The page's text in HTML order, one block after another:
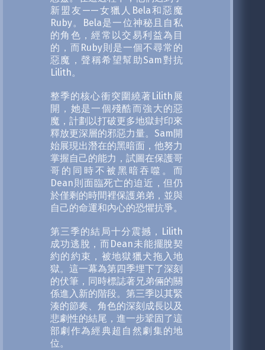
新盟友——女獵人Bela和惡魔
Ruby。Bela是一位神秘且自私
的角色，經常以交易利益為目
的，而Ruby則是一個不尋常的
惡魔，聲稱希望幫助Sam對抗
Lilith。
整季的核心衝突圍繞著Lilith展
開，她是一個殘酷而強大的惡
魔，計劃以打破更多地獄封印來
釋放更深層的邪惡力量。Sam開
始展現出潛在的黑暗面，他努力
掌握自己的能力，試圖在保護哥
哥的同時不被黑暗吞噬。而
Dean則面臨死亡的迫近，但仍
於僅剩的時間裡保護弟弟，並與
自己的命運和內心的恐懼抗爭。
第三季的結局十分震撼，Lilith
成功逃脫，而Dean未能擺脫契
約的約束，被地獄獵犬拖入地
獄。這一幕為第四季埋下了深刻
的伏筆，同時標誌著兄弟倆的關
係進入新的階段。第三季以其緊
湊的節奏、角色的深刻成長以及
悲劇性的結尾，進一步鞏固了這
部劇作為經典超自然劇集的地
位。